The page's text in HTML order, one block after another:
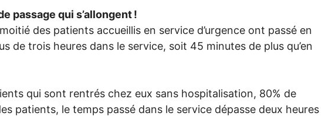
passage qui s’allongent!
des patients accueillis en service d’urgence ont passé en
de trois heures dans le service, soit 45 minutes de plus qu’en
qui sont rentrés chez eux sans hospitalisation, 80% de
patients, le temps passé dans le service dépasse deux heures